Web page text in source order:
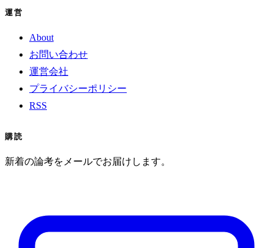
運営
About
お問い合わせ
運営会社
プライバシーポリシー
RSS
購読
新着の論考をメールでお届けします。